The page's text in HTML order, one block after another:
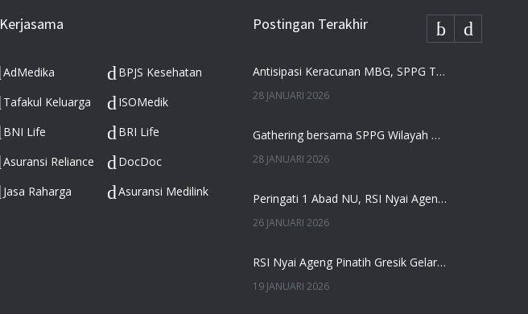
Kerjasama
AdMedika
BPJS Kesehatan
Tafakul Keluarga
ISOMedik
BNI Life
BRI Life
Asuransi Reliance
DocDoc
Jasa Raharga
Asuransi Medilink
Postingan Terakhir
Antisipasi Keracunan MBG, SPPG Terapkan Uji Organoleptik Ketat
28 JANUARI 2026
Gathering bersama SPPG Wilayah Gresik, Perkuat Komitmen Pemenuhan Gizi Anak
28 JANUARI 2026
Peringati 1 Abad NU, RSI Nyai Ageng Pinatih Gelar Baksos Kesehatan
26 JANUARI 2026
RSI Nyai Ageng Pinatih Gresik Gelar Gathering, Jadi Ajang Dengarkan Masukan Mitra
19 JANUARI 2026